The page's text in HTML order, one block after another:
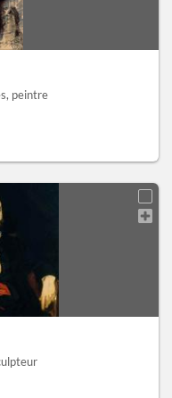
, peintre